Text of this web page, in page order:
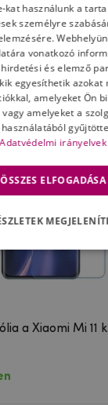
felejtsd
a Xiaomi Mi 11
kat használunk a
személyre
vonatkozó
és elemző
egyesíthetik azokat
amelyeket Ön
vagy amelyeket a
Adatvédelmi irányelvek
ÖSSZES ELFOGADÁSA